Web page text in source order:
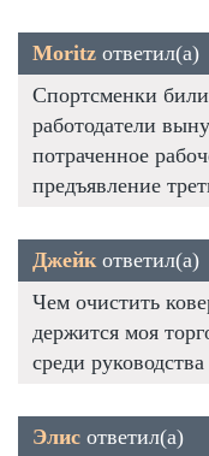
Moritz ответил(а)
Спортсменки
работодатели
потраченное
предъявление
Джейк ответил(а)
Чем очистить
держится моя
среди
Элис ответил(а)